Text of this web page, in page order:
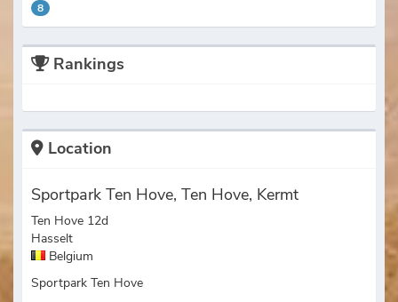
8
Rankings
Location
Sportpark Ten Hove, Ten Hove, Kermt
Ten Hove 12d
Hasselt
Belgium
Sportpark Ten Hove